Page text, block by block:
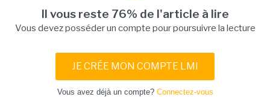
Il vous reste 76% de l'article à lire
Vous devez posséder un compte pour poursuivre la lecture
JE CRÉE MON COMPTE LMI
Vous avez déjà un compte? Connectez-vous